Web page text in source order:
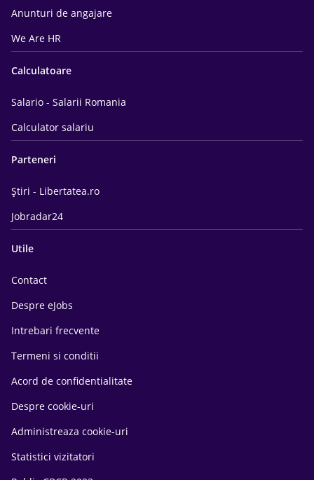
Anunturi de angajare
We Are HR
Calculatoare
Salario - Salarii Romania
Calculator salariu
Parteneri
Știri - Libertatea.ro
Jobradar24
Utile
Contact
Despre eJobs
Intrebari frecvente
Termeni si conditii
Acord de confidentialitate
Despre cookie-uri
Administreaza cookie-uri
Statistici vizitatori